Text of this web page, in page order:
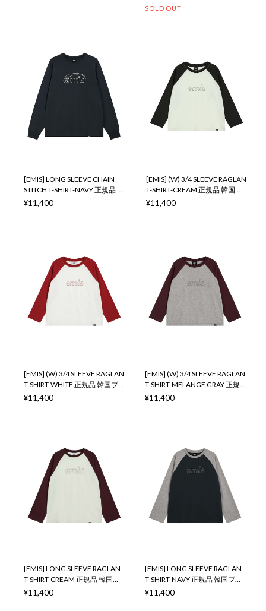
ン イミス 取扱店 日本 店舗
SOLD OUT
[EMIS] LONG SLEEVE CHAIN
STITCH T-SHIRT-NAVY 正規品 韓
国ブランド 韓国通販 韓国代行
¥11,400
[EMIS] (W) 3/4 SLEEVE RAGLAN
T-SHIRT-CREAM 正規品 韓国ブ
ランド 韓国通販 韓国代行 韓国
¥11,400
[EMIS] (W) 3/4 SLEEVE RAGLAN
T-SHIRT-WHITE 正規品 韓国ブ
ランド 韓国通販 韓国代行 韓国
¥11,400
[EMIS] (W) 3/4 SLEEVE RAGLAN
T-SHIRT-MELANGE GRAY 正規
品 韓国ブランド 韓国通販 韓国
¥11,400
[EMIS] LONG SLEEVE RAGLAN
T-SHIRT-CREAM 正規品 韓国ブ
ランド 韓国通販 韓国代行 韓国
¥11,400
[EMIS] LONG SLEEVE RAGLAN
T-SHIRT-NAVY 正規品 韓国ブラ
ンド 韓国通販 韓国代行 韓国フ
¥11,400